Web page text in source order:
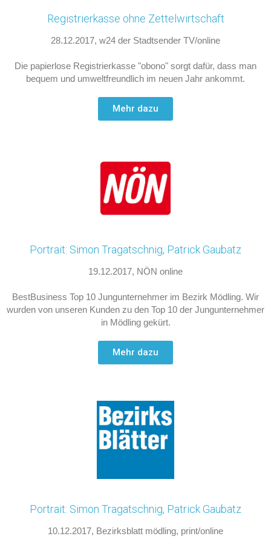
Registrierkasse ohne Zettelwirtschaft
28.12.2017, w24 der Stadtsender TV/online
Die papierlose Registrierkasse "obono" sorgt dafür, dass man
bequem und umweltfreundlich im neuen Jahr ankommt.
Mehr dazu
Portrait: Simon Tragatschnig, Patrick Gaubatz
19.12.2017, NÖN online
BestBusiness Top 10 Jungunternehmer im Bezirk Mödling. Wir
wurden von unseren Kunden zu den Top 10 der Jungunternehmer
in Mödling gekürt.
Mehr dazu
Portrait: Simon Tragatschnig, Patrick Gaubatz
10.12.2017, Bezirksblatt mödling, print/online